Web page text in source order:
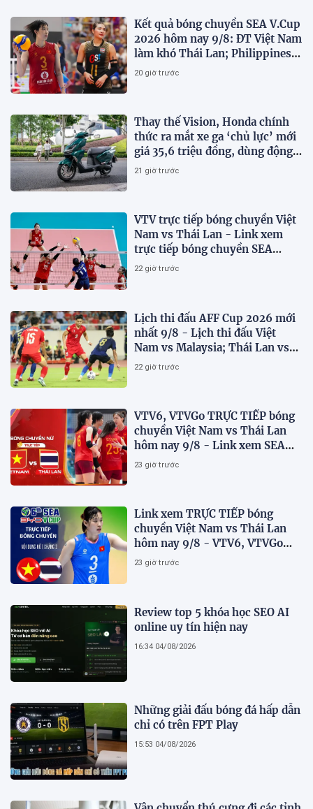
Kết quả bóng chuyền SEA V.Cup
2026 hôm nay 9/8: ĐT Việt Nam
làm khó Thái Lan; Philippines
gây bất ngờ
20 giờ trước
Thay thế Vision, Honda chính
thức ra mắt xe ga ‘chủ lực’ mới
giá 35,6 triệu đồng, dùng động
cơ 125cc ngang SH Mode
21 giờ trước
VTV trực tiếp bóng chuyền Việt
Nam vs Thái Lan - Link xem
trực tiếp bóng chuyền SEA
V.Cup 2026 hôm nay 9/8
22 giờ trước
Lịch thi đấu AFF Cup 2026 mới
nhất 9/8 - Lịch thi đấu Việt
Nam vs Malaysia; Thái Lan vs
Singapore
22 giờ trước
VTV6, VTVGo TRỰC TIẾP bóng
chuyền Việt Nam vs Thái Lan
hôm nay 9/8 - Link xem SEA
V.Cup 2026 mới nhất
23 giờ trước
Link xem TRỰC TIẾP bóng
chuyền Việt Nam vs Thái Lan
hôm nay 9/8 - VTV6, VTVGo
trực tiếp SEA V.Cup 2026 mới
23 giờ trước
Review top 5 khóa học SEO AI
online uy tín hiện nay
16:34 04/08/2026
Những giải đấu bóng đá hấp dẫn
chỉ có trên FPT Play
15:53 04/08/2026